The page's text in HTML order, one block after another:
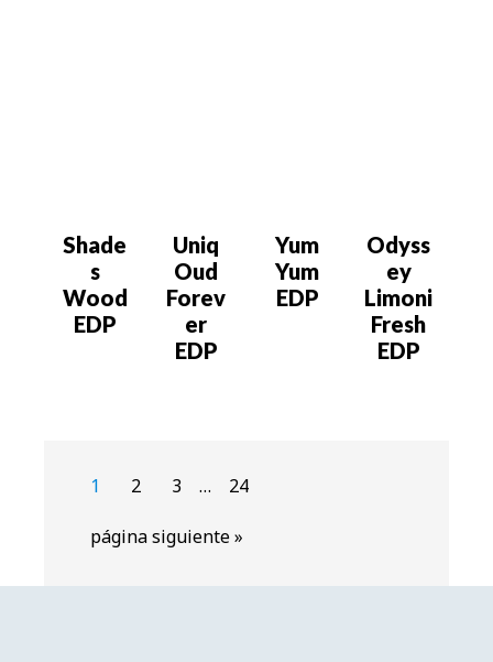
Shade
s
Wood
EDP
Uniq
Oud
Forev
er
EDP
Yum
Yum
EDP
Odyss
ey
Limoni
Fresh
EDP
Página
1 Página
2 Página
3
Páginas
omitidas
… Página
24
Ir
página siguiente »